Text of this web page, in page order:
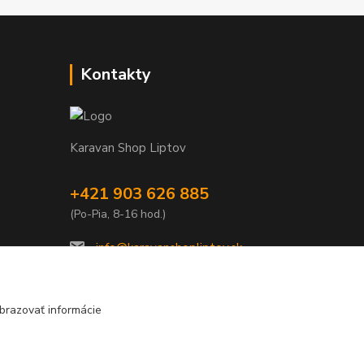
Kontakty
Karavan Shop Liptov
+421 903 626 885
(Po-Pia, 8-16 hod.)
info@karavanshopliptov.sk
informácie